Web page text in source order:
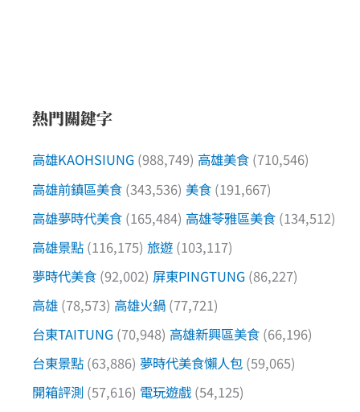
熱門關鍵字
高雄KAOHSIUNG (988,749) 高雄美食 (710,546)
高雄前鎮區美食 (343,536) 美食 (191,667)
高雄夢時代美食 (165,484) 高雄苓雅區美食 (134,512)
高雄景點 (116,175) 旅遊 (103,117)
夢時代美食 (92,002) 屏東PINGTUNG (86,227)
高雄 (78,573) 高雄火鍋 (77,721)
台東TAITUNG (70,948) 高雄新興區美食 (66,196)
台東景點 (63,886) 夢時代美食懶人包 (59,065)
開箱評測 (57,616) 電玩遊戲 (54,125)